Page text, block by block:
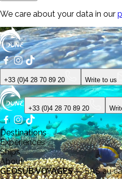
We care about your data in our
+33 (0)4 28 70 89 20 Write to us
+33 (0)4 28 70 89 20
Destinations
Experiences
Ships
About
GEOSUB VOYAGES—SAS au